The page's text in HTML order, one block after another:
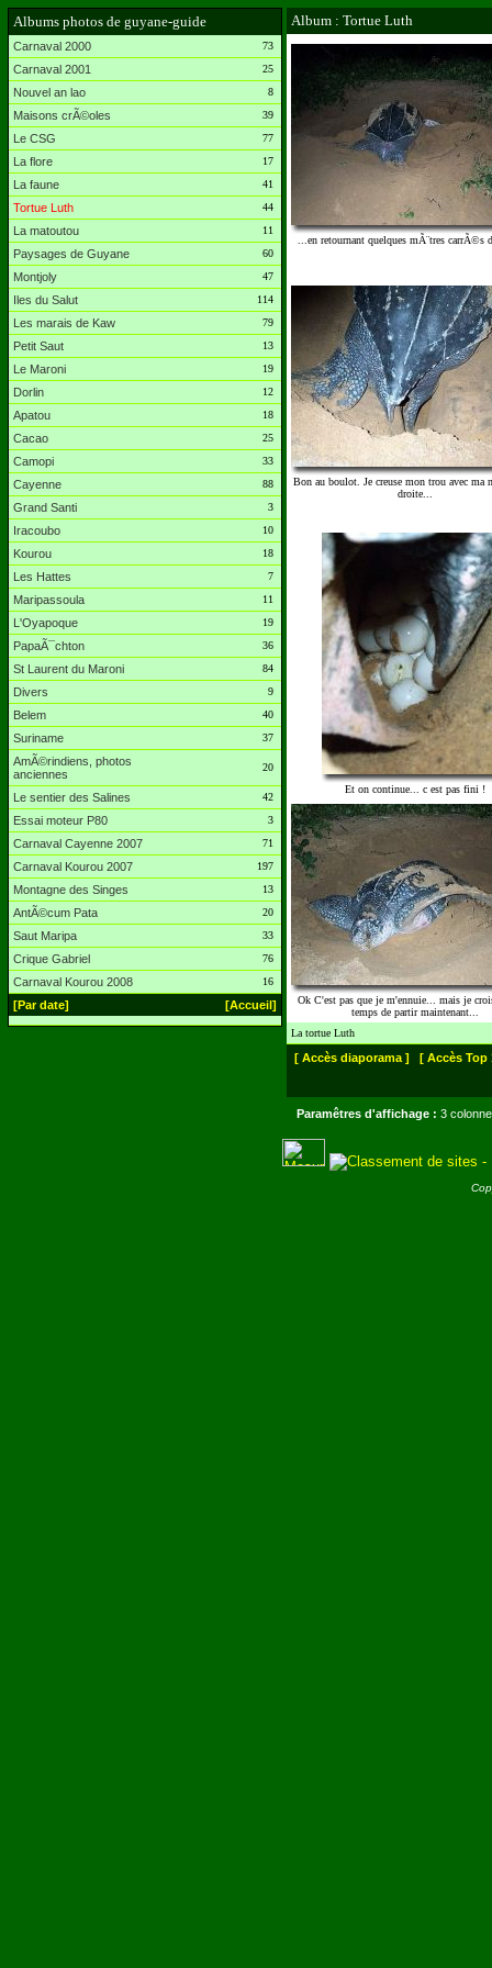
Albums photos de guyane-guide
Carnaval 2000 73
Carnaval 2001 25
Nouvel an lao 8
Maisons crÃ©oles 39
Le CSG 77
La flore 17
La faune 41
Tortue Luth 44
La matoutou 11
Paysages de Guyane 60
Montjoly 47
Iles du Salut 114
Les marais de Kaw 79
Petit Saut 13
Le Maroni 19
Dorlin 12
Apatou 18
Cacao 25
Camopi 33
Cayenne 88
Grand Santi 3
Iracoubo 10
Kourou 18
Les Hattes 7
Maripassoula 11
L'Oyapoque 19
PapaÃ¯chton 36
St Laurent du Maroni 84
Divers 9
Belem 40
Suriname 37
AmÃ©rindiens, photos
anciennes
20
Le sentier des Salines 42
Essai moteur P80 3
Carnaval Cayenne 2007 71
Carnaval Kourou 2007 197
Montagne des Singes 13
AntÃ©cum Pata 20
Saut Maripa 33
Crique Gabriel 76
Carnaval Kourou 2008 16
[Par date] [Accueil]
Album : Tortue Luth
...en retournant quelques mÃ¨tres carrÃ©s
Bon au boulot. Je creuse mon trou avec ma
droite...
Et on continue... c est pas fini !
Ok C'est pas que je m'ennuie... mais je
temps de partir maintenant...
La tortue Luth
[ Accès diaporama ] [ Accès Top
Paramêtres d'affichage : 3